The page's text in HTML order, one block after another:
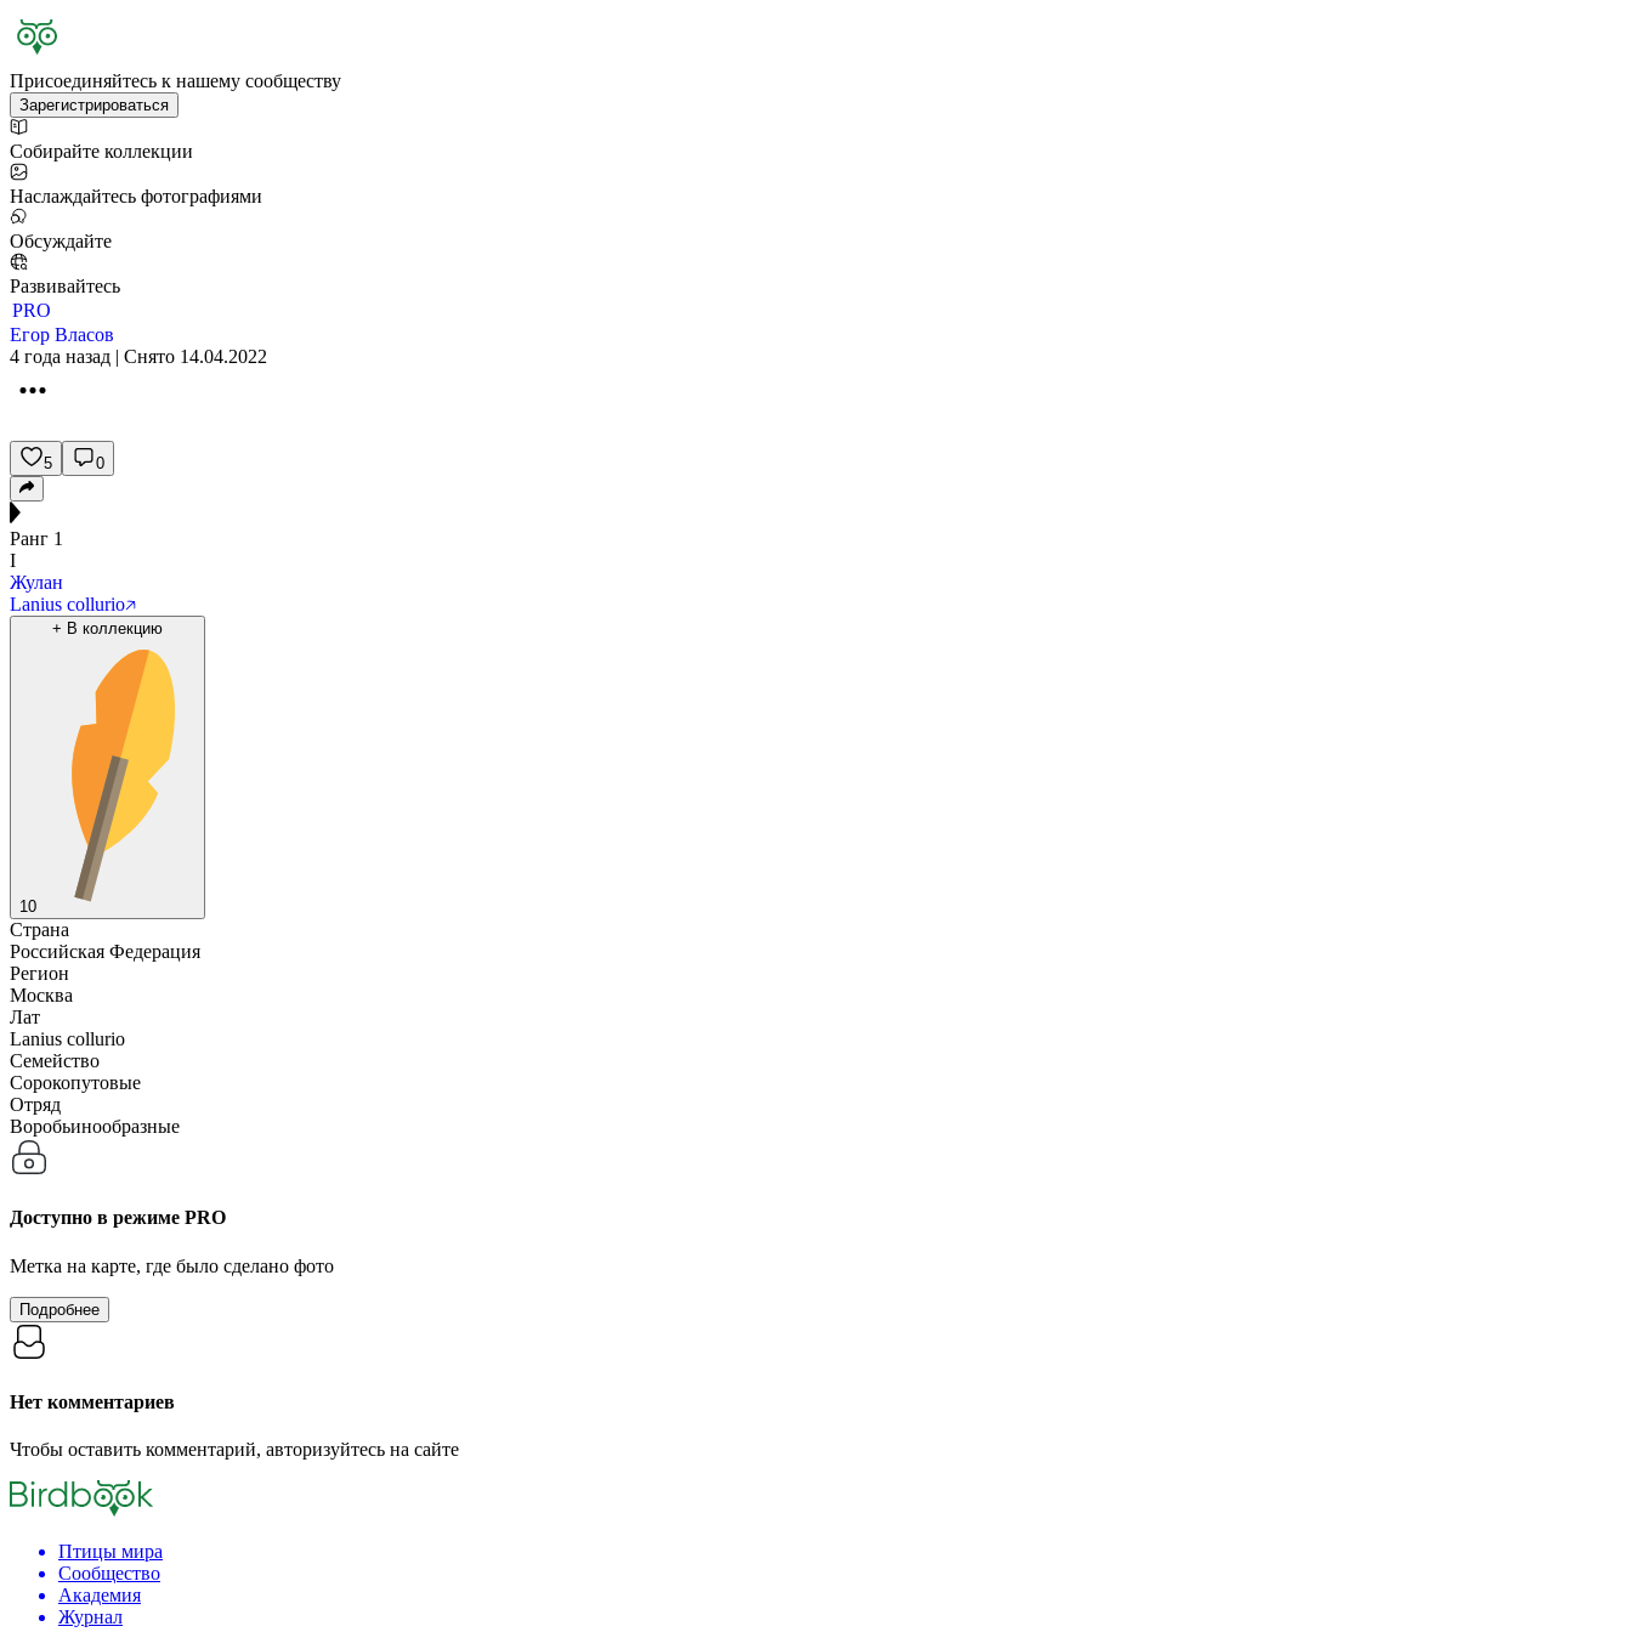
Присоединяйтесь к нашему сообществу
Зарегистрироваться
Собирайте коллекции
Наслаждайтесь фотографиями
Обсуждайте
Развивайтесь
PRO
Егор Власов
4 года назад | Снято 14.04.2022
5 0
Ранг 1
I
Жулан
Lanius collurio
+ В коллекцию
10
Страна
Российская Федерация
Регион
Москва
Лат
Lanius collurio
Семейство
Сорокопутовые
Отряд
Воробьинообразные
Доступно в режиме PRO
Метка на карте, где было сделано фото
Подробнее
Нет комментариев
Чтобы оставить комментарий, авторизуйтесь на сайте
Птицы мира
Сообщество
Академия
Журнал